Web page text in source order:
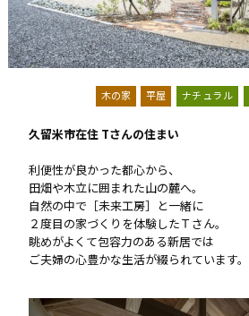
木の家 平屋 ナチュラル
久留米市在住 Tさんの住まい
利便性が良かった都心から、
田畑や木立に囲まれた山の麓へ。
自然の中で［未来工房］と一緒に
２度目の家づくりを体験したＴさん。
眺めがよくて包容力のある新居では
ご夫婦の心豊かな生活が綴られています。